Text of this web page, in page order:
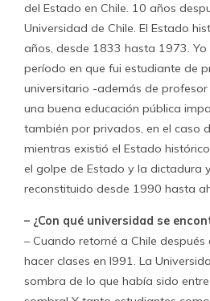
del Estado en Chile. 10 años
Universidad de Chile. El Estado
años, desde 1833 hasta 1973. Yo
período en que fui estudiante de
universitario -además de
una buena educación pública
también por privados, en el caso
mientras existió el Estado
el golpe de Estado y la dictadura
reconstituido desde 1990 hasta
– ¿Con qué universidad se
– Cuando retorné a Chile
hacer clases en l991. La
sombra de lo que había sido